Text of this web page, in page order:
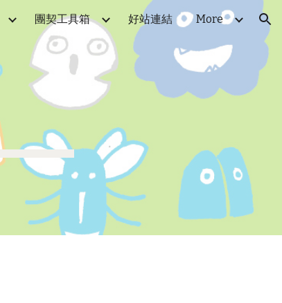
團契工具箱 好站連結 More